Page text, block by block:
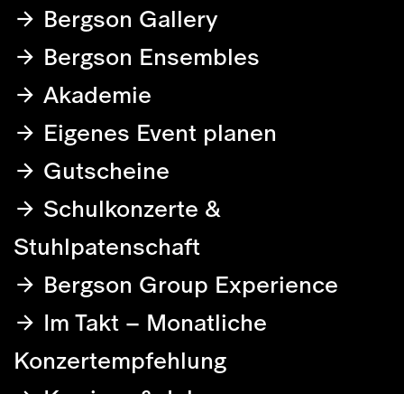
Bergson Gallery
Bergson Ensembles
Akademie
Eigenes Event planen
Gutscheine
Schulkonzerte &
Stuhlpatenschaft
Bergson Group Experience
Im Takt – Monatliche
Konzertempfehlung